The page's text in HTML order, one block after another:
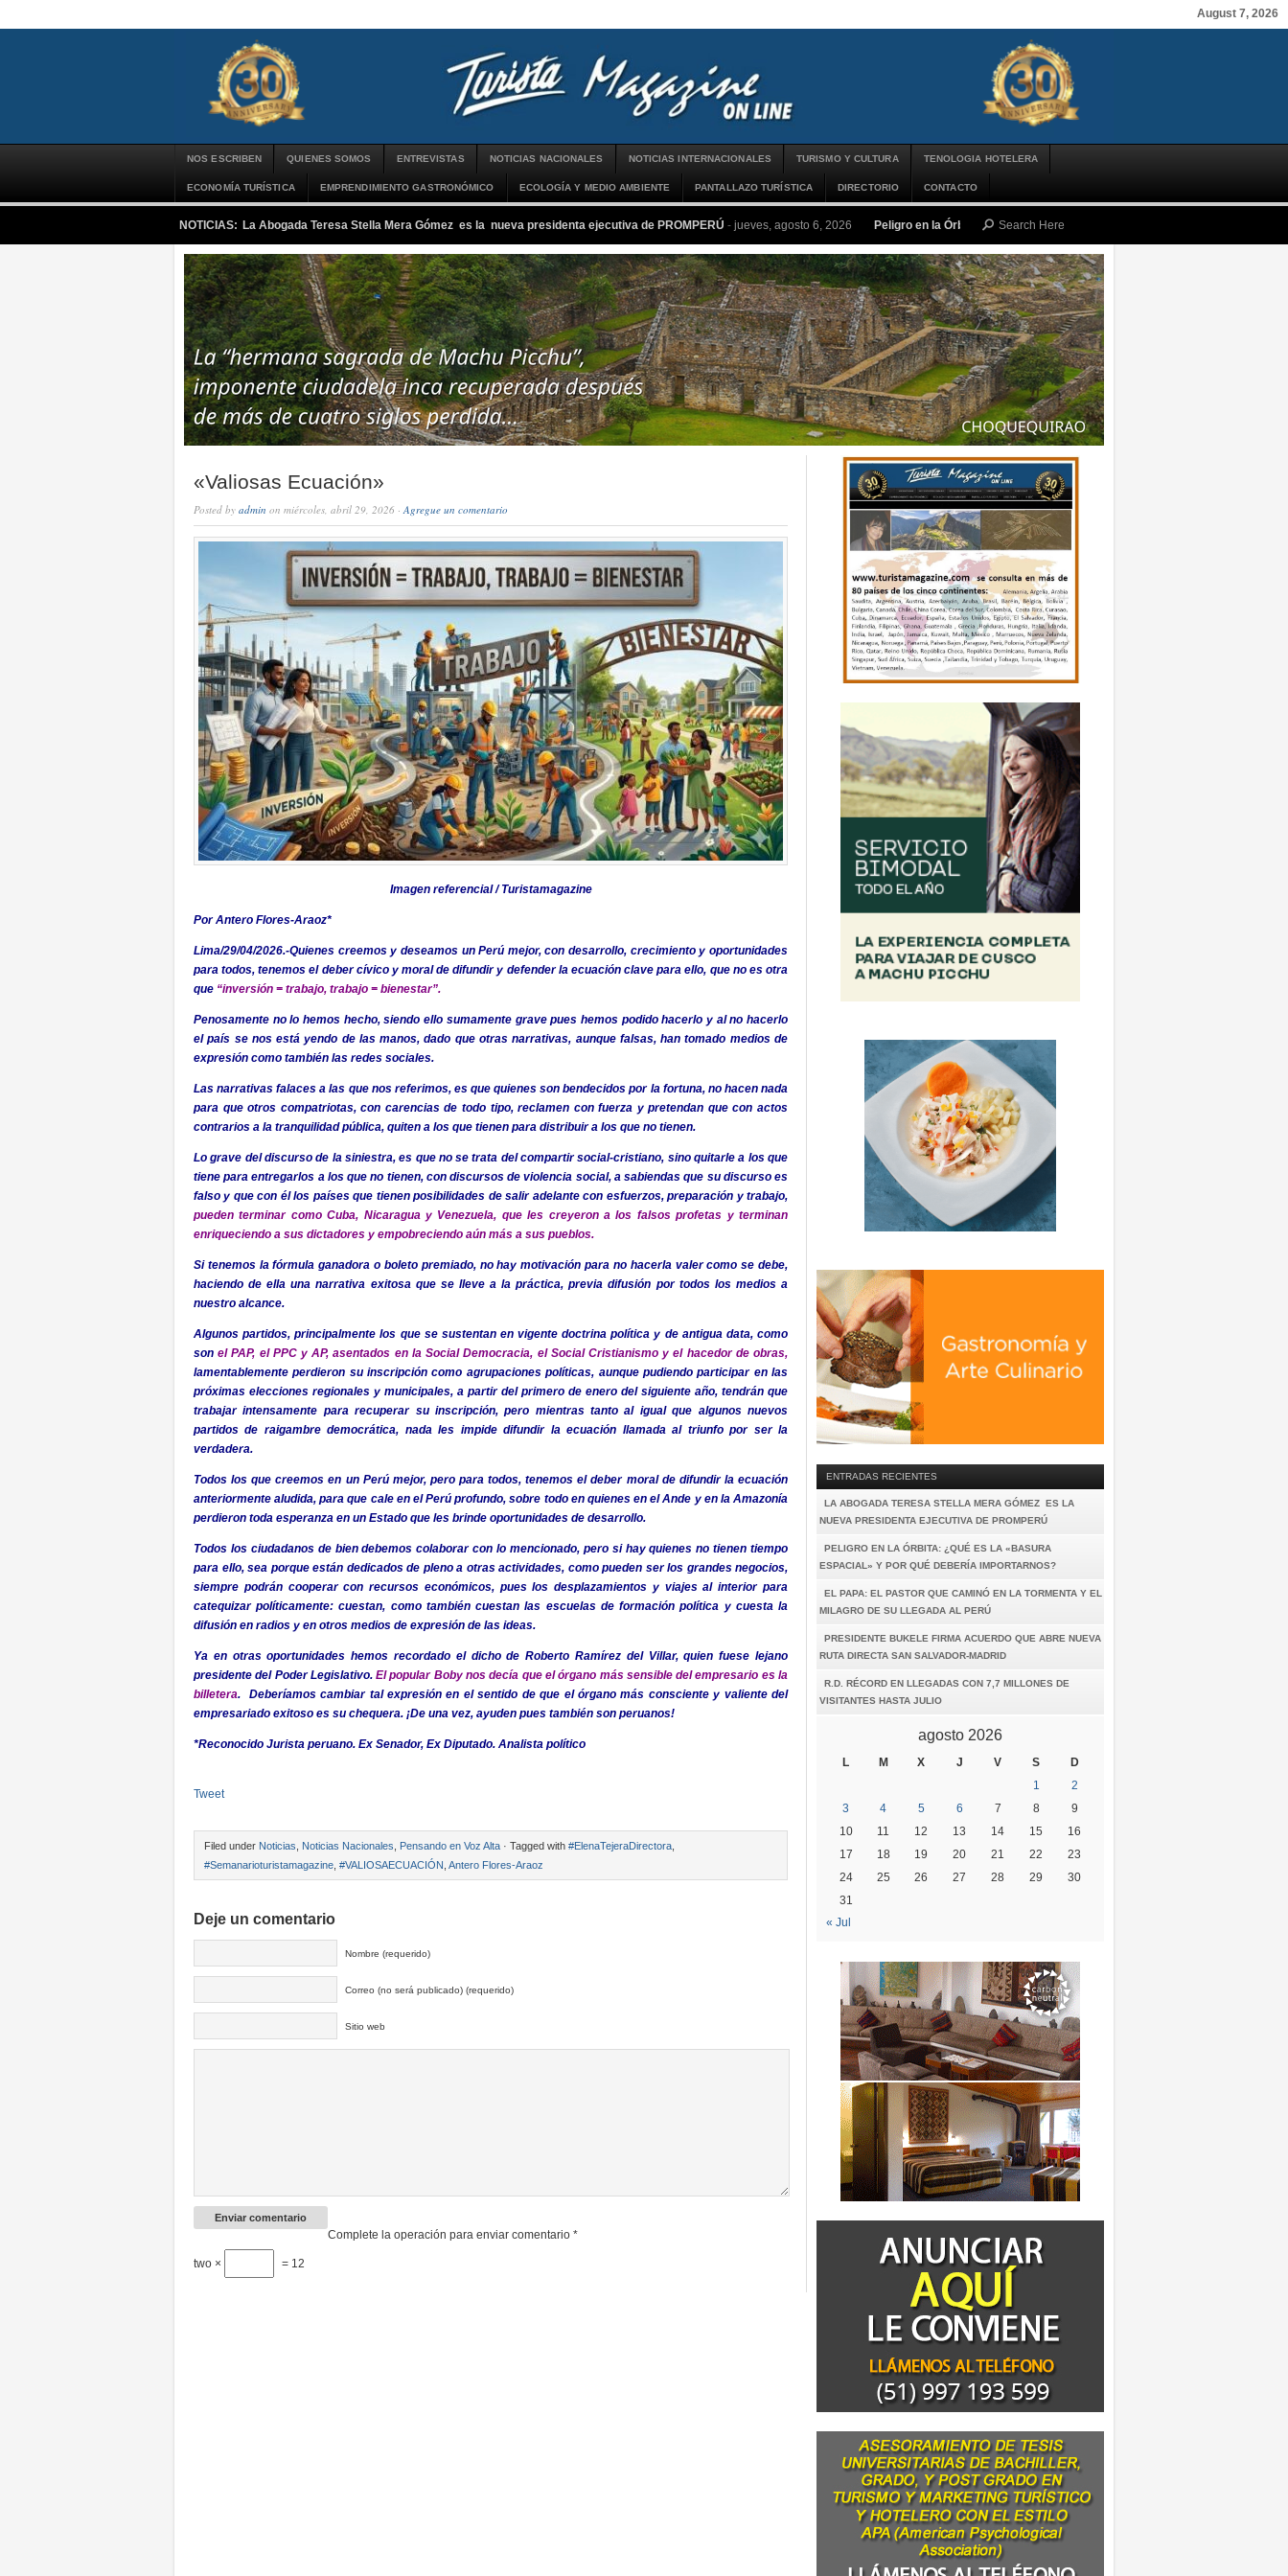
August 7, 2026
NOS ESCRIBEN QUIENES SOMOS ENTREVISTAS NOTICIAS NACIONALES NOTICIAS INTERNACIONALES TURISMO Y CULTURA TENOLOGIA HOTELERA
ECONOMÍA TURÍSTICA EMPRENDIMIENTO GASTRONÓMICO ECOLOGÍA Y MEDIO AMBIENTE PANTALLAZO TURÍSTICA DIRECTORIO CONTACTO
NOTICIAS: La Abogada Teresa Stella Mera Gómez es la nueva presidenta ejecutiva de PROMPERÚ - jueves, agosto 6, 2026 Peligro en la Órbita: ¿Qué es la «Basura Espacial» y por qué debería
«Valiosas Ecuación»
Posted by admin on miércoles, abril 29, 2026 ·Agregue un comentario
Imagen referencial / Turistamagazine
Por Antero Flores-Araoz*
Lima/29/04/2026.-Quienes creemos y deseamos un Perú mejor, con desarrollo, crecimiento y oportunidades
para todos, tenemos el deber cívico y moral de difundir y defender la ecuación clave para ello, que no es otra
que “inversión = trabajo, trabajo = bienestar”.
Penosamente no lo hemos hecho, siendo ello sumamente grave pues hemos podido hacerlo y al no hacerlo
el país se nos está yendo de las manos, dado que otras narrativas, aunque falsas, han tomado medios de
expresión como también las redes sociales.
Las narrativas falaces a las que nos referimos, es que quienes son bendecidos por la fortuna, no hacen nada
para que otros compatriotas, con carencias de todo tipo, reclamen con fuerza y pretendan que con actos
contrarios a la tranquilidad pública, quiten a los que tienen para distribuir a los que no tienen.
Lo grave del discurso de la siniestra, es que no se trata del compartir social-cristiano, sino quitarle a los que
tiene para entregarlos a los que no tienen, con discursos de violencia social, a sabiendas que su discurso es
falso y que con él los países que tienen posibilidades de salir adelante con esfuerzos, preparación y trabajo,
pueden terminar como Cuba, Nicaragua y Venezuela, que les creyeron a los falsos profetas y terminan
enriqueciendo a sus dictadores y empobreciendo aún más a sus pueblos.
Si tenemos la fórmula ganadora o boleto premiado, no hay motivación para no hacerla valer como se debe,
haciendo de ella una narrativa exitosa que se lleve a la práctica, previa difusión por todos los medios a
nuestro alcance.
Algunos partidos, principalmente los que se sustentan en vigente doctrina política y de antigua data, como
sonel PAP, el PPC y AP, asentados en la Social Democracia, el Social Cristianismo y el hacedor de obras,
lamentablemente perdieron su inscripción como agrupaciones políticas, aunque pudiendo participar en las
próximas elecciones regionales y municipales, a partir del primero de enero del siguiente año, tendrán que
trabajar intensamente para recuperar su inscripción, pero mientras tanto al igual que algunos nuevos
partidos de raigambre democrática, nada les impide difundir la ecuación llamada al triunfo por ser la
verdadera.
Todos los que creemos en un Perú mejor, pero para todos, tenemos el deber moral de difundir la ecuación
anteriormente aludida, para que cale en el Perú profundo, sobre todo en quienes en el Ande y en la Amazonía
perdieron toda esperanza en un Estado que les brinde oportunidades de desarrollo.
Todos los ciudadanos de bien debemos colaborar con lo mencionado, pero si hay quienes no tienen tiempo
para ello, sea porque están dedicados de pleno a otras actividades, como pueden ser los grandes negocios,
siempre podrán cooperar con recursos económicos, pues los desplazamientos y viajes al interior para
catequizar políticamente: cuestan, como también cuestan las escuelas de formación política y cuesta la
difusión en radios y en otros medios de expresión de las ideas.
Ya en otras oportunidades hemos recordado el dicho de Roberto Ramírez del Villar, quien fuese lejano
presidente del Poder Legislativo.El popular Boby nos decía que el órgano más sensible del empresario es la
billetera. Deberíamos cambiar tal expresión en el sentido de que el órgano más consciente y valiente del
empresariado exitoso es su chequera. ¡De una vez, ayuden pues también son peruanos!
*Reconocido Jurista peruano. Ex Senador, Ex Diputado. Analista político
Tweet
Filed under Noticias Noticias Nacionales Pensando en Voz Alta · Tagged with #ElenaTejeraDirectora
#Semanarioturistamagazine #VALIOSAECUACIÓN Antero Flores-Araoz
Deje un comentario
Nombre (requerido)
Correo (no será publicado) (requerido)
Sitio web
Complete la operación para enviar comentario *
two × = 12
ENTRADAS RECIENTES
LA ABOGADA TERESA STELLA MERA GÓMEZ ES LA
NUEVA PRESIDENTA EJECUTIVA DE PROMPERÚ
PELIGRO EN LA ÓRBITA: ¿QUÉ ES LA «BASURA
ESPACIAL» Y POR QUÉ DEBERÍA IMPORTARNOS?
EL PAPA: EL PASTOR QUE CAMINÓ EN LA TORMENTA Y EL
MILAGRO DE SU LLEGADA AL PERÚ
PRESIDENTE BUKELE FIRMA ACUERDO QUE ABRE NUEVA
RUTA DIRECTA SAN SALVADOR-MADRID
R.D. RÉCORD EN LLEGADAS CON 7,7 MILLONES DE
VISITANTES HASTA JULIO
agosto 2026
L M X J V S
D
1
2
3
4 5 6 7 8
9
10
11 12 13 14 15
16
17
18 19 20 21 22
23
24
25 26 27 28 29
30
31
« Jul